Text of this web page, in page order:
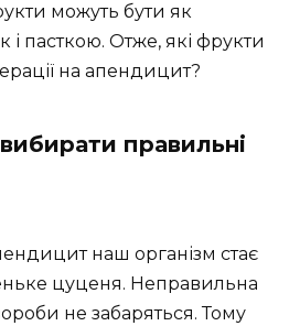
можуть бути як
і пасткою. Отже, які фрукти
на апендицит?
правильні
наш організм стає
цуценя. Неправильна
не забаряться. Тому